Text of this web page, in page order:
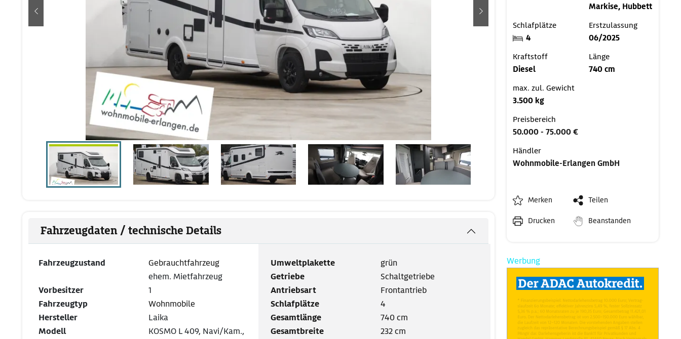
zurück weiter
Fahrzeugdaten / technische Details
Fahrzeugzustand
Gebrauchtfahrzeug
ehem. Mietfahrzeug
Vorbesitzer
1
Fahrzeugtyp
Wohnmobile
Hersteller
Laika
Modell
KOSMO L 409, Navi/Kam.,
Umweltplakette
grün
Getriebe
Schaltgetriebe
Antriebsart
Frontantrieb
Schlafplätze
4
Gesamtlänge
740 cm
Gesamtbreite
232 cm
Markise, Hubbett
Schlafplätze
4
Erstzulassung
06/2025
Kraftstoff
Diesel
Länge
740 cm
max. zul. Gewicht
3.500 kg
Preisbereich
50.000 - 75.000 €
Händler
Wohnmobile-Erlangen GmbH
Merken Teilen
Drucken Beanstanden
Werbung